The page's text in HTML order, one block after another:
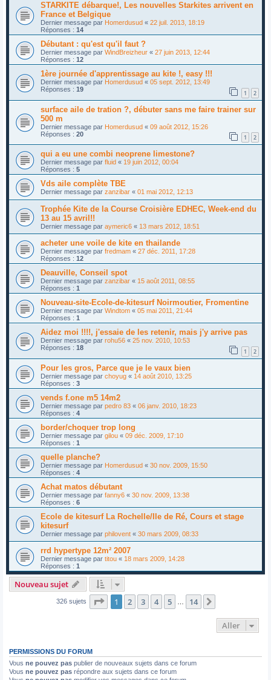
STARKITE débarque!, Les nouvelles Starkites arrivent en
France et Belgique
Dernier message par Homerdusud « 22 juil. 2013, 18:19
Réponses : 14
Débutant : qu'est qu'il faut ?
Dernier message par WindBreizheur « 27 juin 2013, 12:44
Réponses : 12
1ère journée d'apprentissage au kite !, easy !!!
Dernier message par Homerdusud « 05 sept. 2012, 13:49
Réponses : 19 1 2
surface aile de tration ?, débuter sans me faire trainer sur
500 m
Dernier message par Homerdusud « 09 août 2012, 15:26
Réponses : 20 1 2
qui a eu une combi neoprene limestone?
Dernier message par fluid « 19 juin 2012, 00:04
Réponses : 5
Vds aile complète TBE
Dernier message par zanzibar « 01 mai 2012, 12:13
Trophée Kite de la Course Croisière EDHEC, Week-end du
13 au 15 avril!!
Dernier message par aymeric6 « 13 mars 2012, 18:51
acheter une voile de kite en thailande
Dernier message par fredmam « 27 déc. 2011, 17:28
Réponses : 12
Deauville, Conseil spot
Dernier message par zanzibar « 15 août 2011, 08:55
Réponses : 1
Nouveau-site-Ecole-de-kitesurf Noirmoutier, Fromentine
Dernier message par Windtom « 05 mai 2011, 21:44
Réponses : 1
Aidez moi !!!!, j'essaie de les retenir, mais j'y arrive pas
Dernier message par rohu56 « 25 nov. 2010, 10:53
Réponses : 18 1 2
Pour les gros, Parce que je le vaux bien
Dernier message par choyug « 14 août 2010, 13:25
Réponses : 3
vends f.one m5 14m2
Dernier message par pedro 83 « 06 janv. 2010, 18:23
Réponses : 4
border/choquer trop long
Dernier message par gilou « 09 déc. 2009, 17:10
Réponses : 1
quelle planche?
Dernier message par Homerdusud « 30 nov. 2009, 15:50
Réponses : 4
Achat matos débutant
Dernier message par fanny6 « 30 nov. 2009, 13:38
Réponses : 6
Ecole de kitesurf La Rochelle/Ile de Ré, Cours et stage
kitesurf
Dernier message par philovent « 30 mars 2009, 08:33
rrd hypertype 12m² 2007
Dernier message par titou « 18 mars 2009, 14:28
Réponses : 1
Nouveau sujet
326 sujets Page 1sur14
1 2 3 4 5 14
Aller
PERMISSIONS DU FORUM
Vous ne pouvez pas publier de nouveaux sujets dans ce forum
Vous ne pouvez pas répondre aux sujets dans ce forum